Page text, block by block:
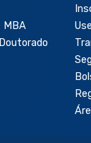
MBA